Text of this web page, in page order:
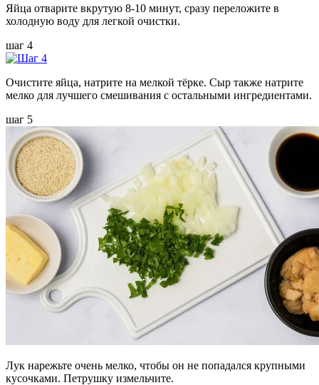
Яйца отварите вкрутую 8-10 минут, сразу переложите в
холодную воду для легкой очистки.
шаг 4
Очистите яйца, натрите на мелкой тёрке. Сыр также натрите
мелко для лучшего смешивания с остальными ингредиентами.
шаг 5
Лук нарежьте очень мелко, чтобы он не попадался крупными
кусочками. Петрушку измельчите.